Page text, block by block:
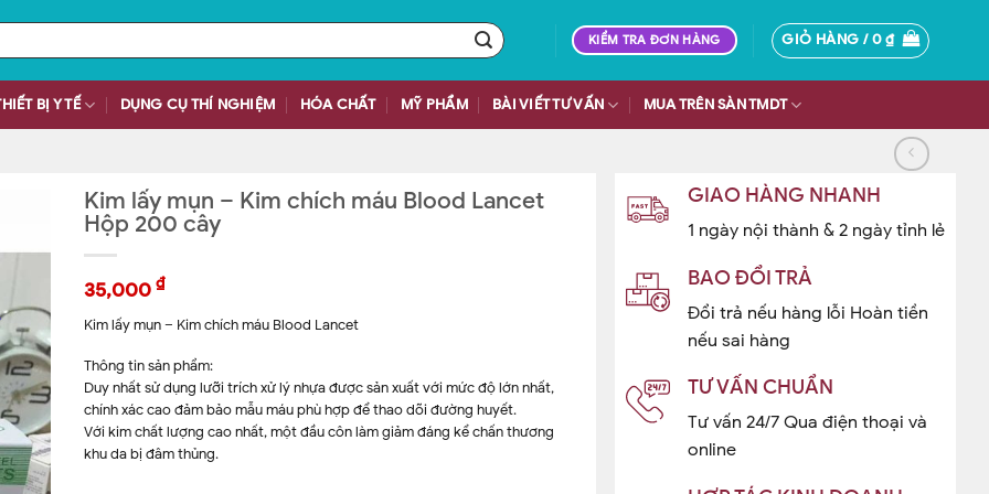
KIỂM TRA ĐƠN HÀNG GIỎ HÀNG /0₫
BỊ Y TẾ DỤNG CỤ THÍ NGHIỆM HÓA CHẤT MỸ PHẨM BÀI VIẾT TƯ VẤN MUA TRÊN SÀN TMDT
GIAO HÀNG NHANH
1 ngày nội thành & 2 ngày tỉnh lẻ
BAO ĐỔI TRẢ
Đổi trả nếu hàng lỗi Hoàn tiền
nếu sai hàng
TƯ VẤN CHUẨN
Tư vấn 24/7 Qua điện thoại và
online
Kim lấy mụn – Kim chích máu Blood Lancet
Hộp 200 cây
35,000 ₫
Kim lấy mụn – Kim chích máu Blood Lancet
Thông tin sản phẩm:
Duy nhất sử dụng lưỡi trích xử lý nhựa được sản xuất với mức độ lớn nhất,
chính xác cao đảm bảo mẫu máu phù hợp để thao dõi đường huyết.
Với kim chất lượng cao nhất, một đầu côn làm giảm đáng kể chấn thương
khu da bị đâm thủng.